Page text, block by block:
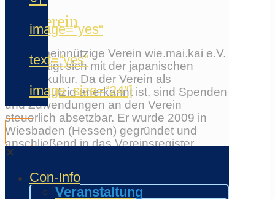
image=“yes“
text=“yes“
image_size=“24″]
✕
Con-Info
Veranstaltung
Der Verein
Der gemeinnützige Verein wie.mai.kai e.V.
beschäftigt sich mit der japanischen
Populärkultur. Da der Verein als
gemeinnützig anerkannt ist, sind Spenden
und Zuwendungen an den Verein
steuerlich absetzbar. Er wurde 2009 in
Wiesbaden (Hessen) gegründet und
anschließend in das Vereinsregister
Wiesbaden eingetragen. Die Aktivitäten
und Veranstaltungen umfassen viele
Bereiche, wie Musik, Kunst oder
Videogames. Dabei steht die persönliche